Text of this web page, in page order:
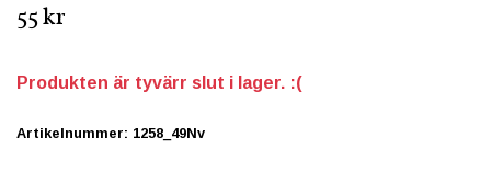
55 kr
Produkten är tyvärr slut i lager. :(
Artikelnummer: 1258_49Nv